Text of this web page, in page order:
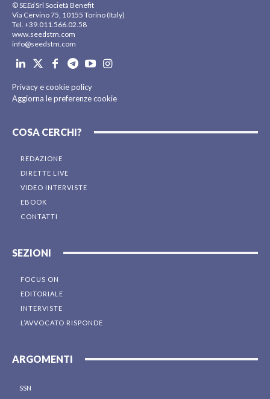
© SEEdSrl Società Benefit
Via Cervino 75, 10155 Torino (Italy)
Tel. +39.011.566.02.58
www.seedstm.com
info@seedstm.com
Privacy e cookie policy
Aggiorna le preferenze cookie
COSA CERCHI?
REDAZIONE
DIRETTE LIVE
VIDEO INTERVISTE
EBOOK
CONTATTI
SEZIONI
FOCUS ON
EDITORIALE
INTERVISTE
L’AVVOCATO RISPONDE
ARGOMENTI
SSN